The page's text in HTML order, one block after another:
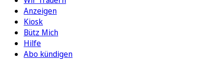
Anzeigen
Kiosk
Bütz Mich
Hilfe
Abo kündigen